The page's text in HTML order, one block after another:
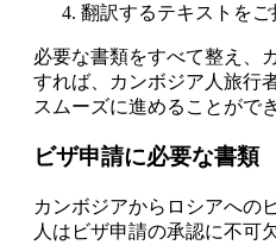
翻訳するテキストをご
必要な書類をすべて整え、
すれば、カンボジア人旅行
スムーズに進めることがで
ビザ申請に必要な書類
カンボジアからロシアへの
人はビザ申請の承認に不可